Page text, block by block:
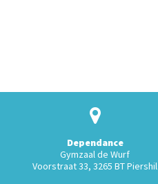
Dependance
Gymzaal de Wurf
Voorstraat 33, 3265 BT Piershil